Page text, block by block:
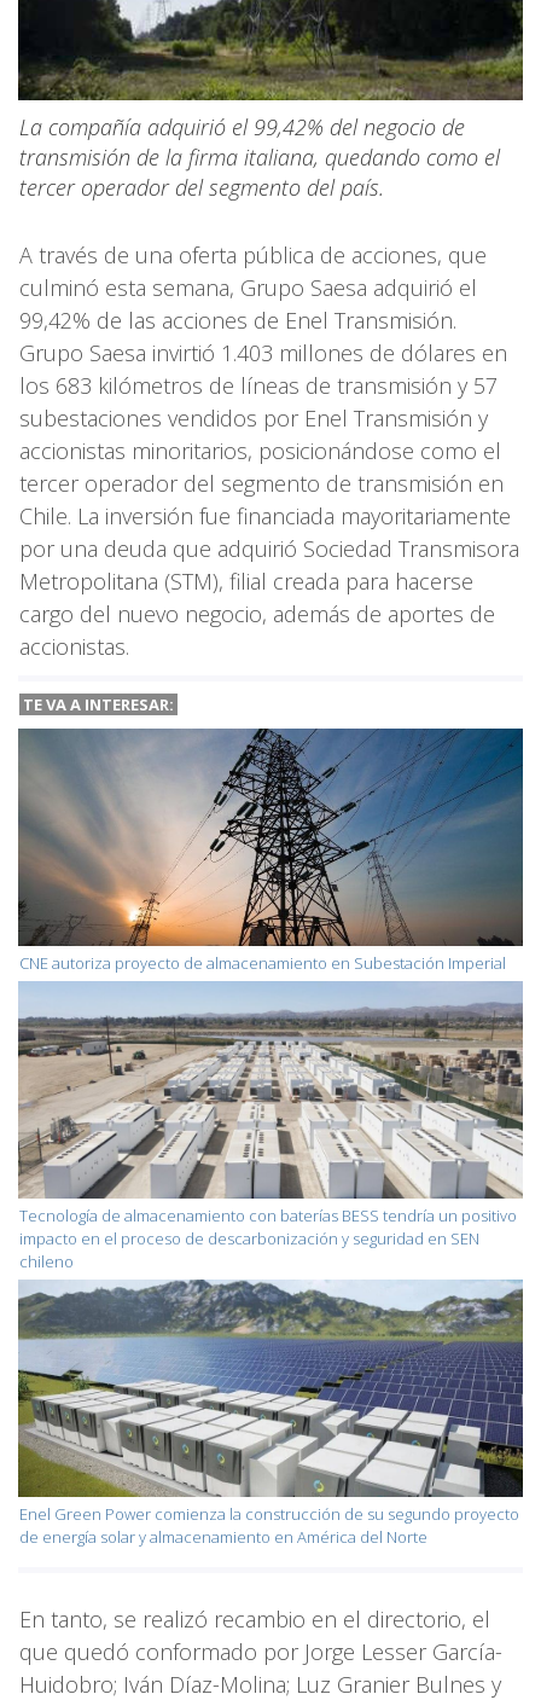
La compañía adquirió el 99,42% del negocio de
transmisión de la firma italiana, quedando como el
tercer operador del segmento del país.
A través de una oferta pública de acciones, que
culminó esta semana, Grupo Saesa adquirió el
99,42% de las acciones de Enel Transmisión.
Grupo Saesa invirtió 1.403 millones de dólares en
los 683 kilómetros de líneas de transmisión y 57
subestaciones vendidos por Enel Transmisión y
accionistas minoritarios, posicionándose como el
tercer operador del segmento de transmisión en
Chile. La inversión fue financiada mayoritariamente
por una deuda que adquirió Sociedad Transmisora
Metropolitana (STM), filial creada para hacerse
cargo del nuevo negocio, además de aportes de
accionistas.
TE VA A INTERESAR:
CNE autoriza proyecto de almacenamiento en Subestación Imperial
Tecnología de almacenamiento con baterías BESS tendría un positivo
impacto en el proceso de descarbonización y seguridad en SEN
chileno
Enel Green Power comienza la construcción de su segundo proyecto
de energía solar y almacenamiento en América del Norte
En tanto, se realizó recambio en el directorio, el
que quedó conformado por Jorge Lesser García-
Huidobro; Iván Díaz-Molina; Luz Granier Bulnes y